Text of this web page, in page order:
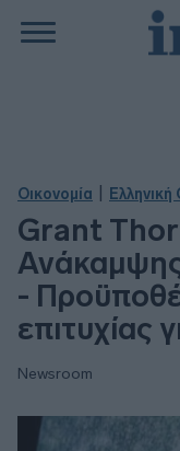
Οικονομία Ελληνική
Grant
Ανάκαμψης
-
επιτυχίας
Newsroom